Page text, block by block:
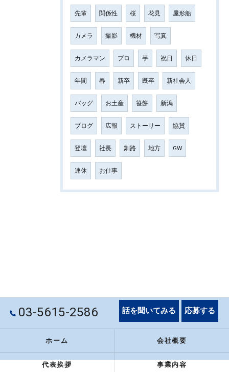
先輩 関係性 桜 花見 屋形船
カメラ 撮影 機材 写真
カメラマン プロ 芋 祝日 休日
年間 春 新卒 既卒 新社会人
バッグ お土産 笹餅 新潟
ブログ 広報 ストーリー 協賛
登壇 社長 釧路 地方 GW
連休 お仕事
03-5615-2586 話を聞いてみる 応募する
ホーム 会社概要
代表挨拶 事業内容